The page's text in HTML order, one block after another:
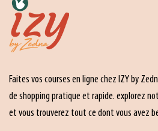
Faites vos courses en ligne chez IZY by
de shopping pratique et rapide. explorez
et vous trouverez tout ce dont vous avez